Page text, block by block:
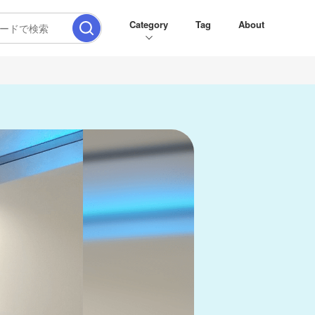
Category Tag About